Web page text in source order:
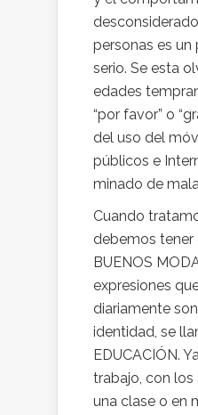
personas es
serio. Se esta
edades
“por favor” o
del uso del
públicos e
minado de
Cuando
debemos tener
BUENOS
expresiones
diariamente
identidad, se
EDUCACIÓN.
trabajo, con
una clase o en